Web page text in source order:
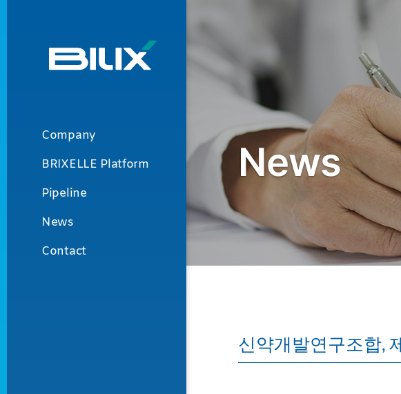
Navigation
Company
BRIXELLE Platform
Pipeline
News
Contact
신약개발연구조합,